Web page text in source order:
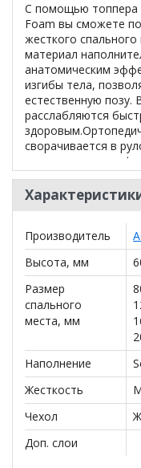
С помощью топпера
Foam вы сможете
жесткого
материал
анатомическим
изгибы тела,
естественную
расслабляются
сворачивается в
восстанавливает
горизонтальной
удобно хранить,
багажнике или
*Дополнительную
Топпер SoftFoam 6
по телефону
**Цены на
действительны
могут отличаться
салонах сети!
Производитель
Высота, мм
Размер
спального
места, мм
Наполнение
Жесткость
Чехол
Доп. слои